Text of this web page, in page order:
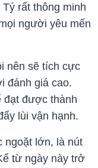
rất thông minh
người yêu mến
nên sẽ tích cực
đánh giá cao.
đạt được thành
lùi vận hạnh.
ngoặt lớn, là nút
từ ngày này trở